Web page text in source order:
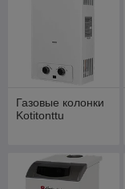
Газовые колонки
Kotitonttu